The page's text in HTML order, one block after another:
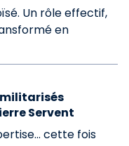
Un rôle effectif,
en
militarisés
Servent
cette fois